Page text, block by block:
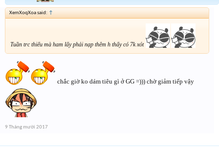
XemXoqXoa said: ↑
Tuần trc thiếu mà ham lấy phải nạp thêm h thấy có 7k xót
chắc giờ ko dám tiêu gì ở GG =))) chờ giảm tiếp vậy
9 Tháng mười 2017